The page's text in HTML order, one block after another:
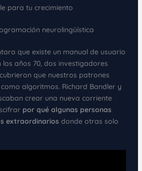
para tu crecimiento
neurolingüística
que existe un manual de usuario
años 70, dos investigadores
que nuestros patrones
algoritmos. Richard Bandler y
crear una nueva corriente
por qué algunas personas
extraordinarios donde otras solo